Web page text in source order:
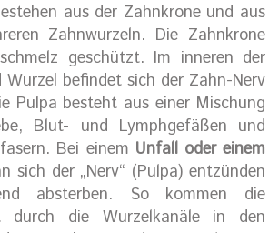
aus der Zahnkrone und aus
Zahnwurzeln. Die Zahnkrone
geschützt. Im inneren der
Wurzel befindet sich der Zahn-Nerv
Pulpa besteht aus einer Mischung
Blut- und Lymphgefäßen und
Bei einem Unfall oder einem
sich der „Nerv“ (Pulpa) entzünden
absterben. So kommen die
durch die Wurzelkanäle in den